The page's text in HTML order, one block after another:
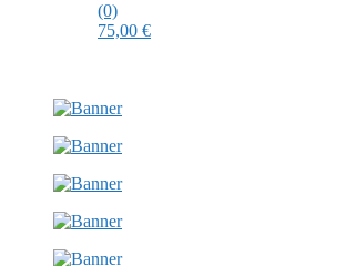
(0)
75,00 €